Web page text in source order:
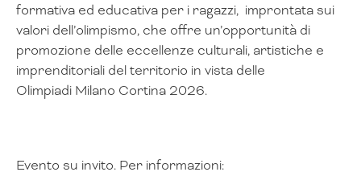
formativa ed educativa per i ragazzi, improntata sui
valori dell’olimpismo, che offre un’opportunità di
promozione delle eccellenze culturali, artistiche e
imprenditoriali del territorio in vista delle
Olimpiadi Milano Cortina 2026.
Evento su invito. Per informazioni: